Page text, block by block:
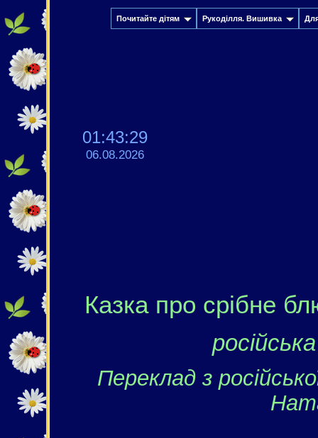
Почитайте дітям Рукоділля. Вишивка
01:43:30
06.08.2026
Казка про срібне
Переклад з